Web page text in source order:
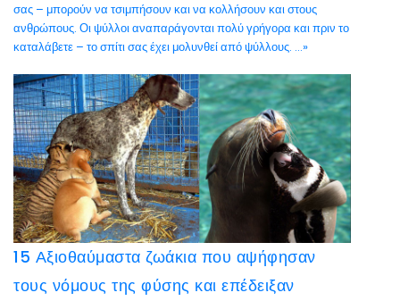
σας – μπορούν να τσιμπήσουν και να κολλήσουν και στους
ανθρώπους. Οι ψύλλοι αναπαράγονται πολύ γρήγορα και πριν το
καταλάβετε – το σπίτι σας έχει μολυνθεί από ψύλλους. ...»
15 Αξιοθαύμαστα ζωάκια που αψήφησαν
τους νόμους της φύσης και επέδειξαν